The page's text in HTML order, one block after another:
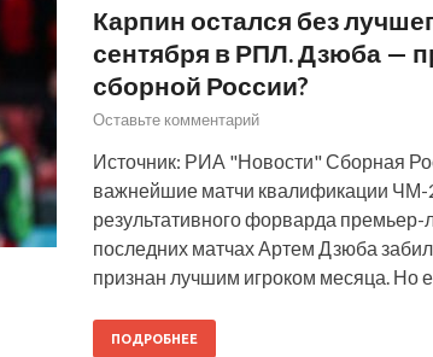
Карпин остался без
сентября в РПЛ. Дзюба —
сборной России?
Оставьте комментарий
Источник: РИА "Новости" Сборная
важнейшие матчи квалификации ЧМ-
результативного форварда премьер-
последних матчах Артем Дзюба
признан лучшим игроком месяца. Но
ПОДРОБНЕЕ